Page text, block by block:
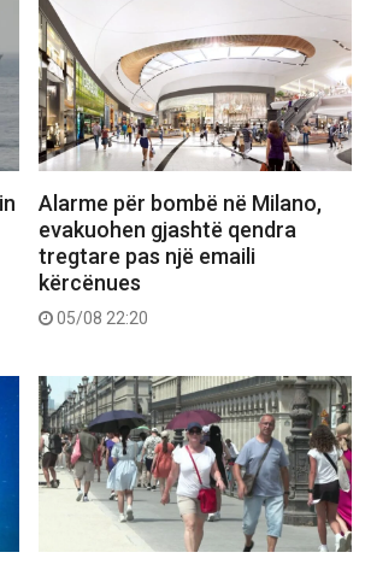
Alarme për bombë në Milano,
evakuohen gjashtë qendra
tregtare pas një emaili
kërcënues
05/08 22:20